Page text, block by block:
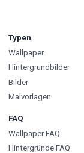
Typen
Wallpaper
Hintergrundbilder
Bilder
Malvorlagen
FAQ
Wallpaper FAQ
Hintergründe FAQ